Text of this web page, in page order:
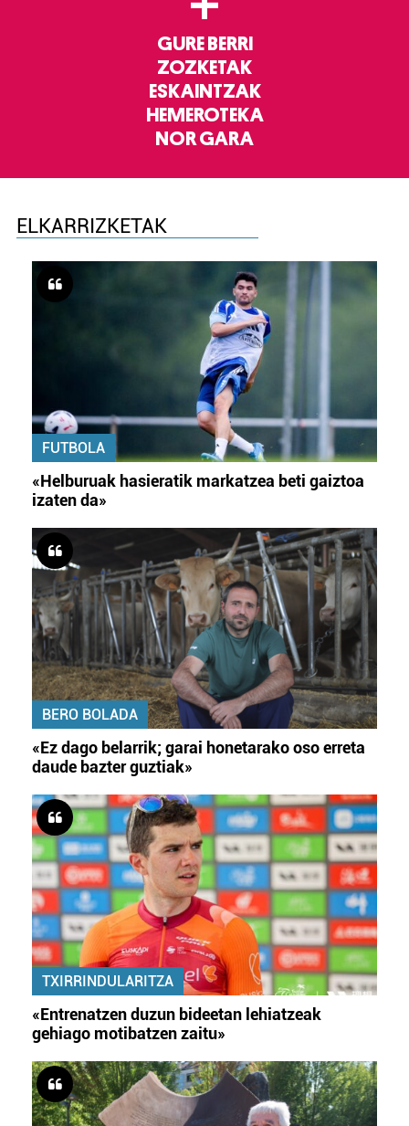
GURE BERRI
ZOZKETAK
ESKAINTZAK
HEMEROTEKA
NOR GARA
ELKARRIZKETAK
FUTBOLA
«Helburuak hasieratik markatzea beti gaiztoa
izaten da»
BERO BOLADA
«Ez dago belarrik; garai honetarako oso erreta
daude bazter guztiak»
TXIRRINDULARITZA
«Entrenatzen duzun bideetan lehiatzeak
gehiago motibatzen zaitu»